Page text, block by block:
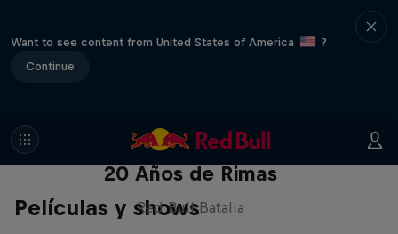
Want to see content from United States of America
?
Continue
Películas y shows
Red Bull Batalla Nueva Historia:
20 Años de Rimas
Red Bull Batalla